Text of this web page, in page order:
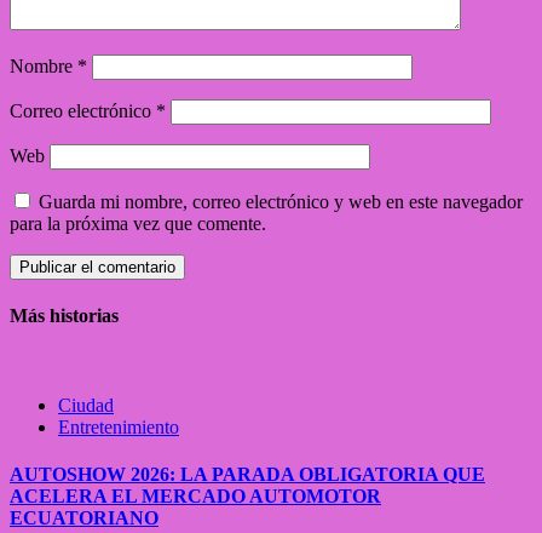
Nombre *
Correo electrónico *
Web
Guarda mi nombre, correo electrónico y web en este navegador
para la próxima vez que comente.
Más historias
Ciudad
Entretenimiento
AUTOSHOW 2026: LA PARADA OBLIGATORIA QUE
ACELERA EL MERCADO AUTOMOTOR
ECUATORIANO